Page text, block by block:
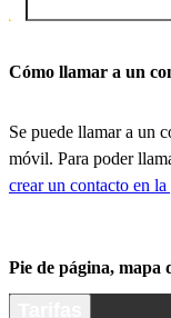
Cómo llamar a un
Se puede llamar a un
móvil. Para poder
crear un contacto en
Pie de página, mapa